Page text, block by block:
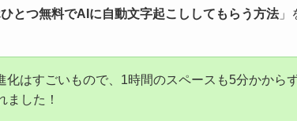
とつ無料でAIに自動文字起こししてもらう方法」
化はすごいもので、1時間のスペースも5分かから
ました！